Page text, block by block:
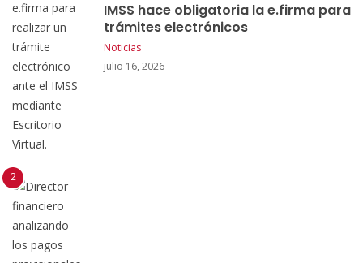
IMSS hace obligatoria la e.firma para
trámites electrónicos
Noticias
julio 16, 2026